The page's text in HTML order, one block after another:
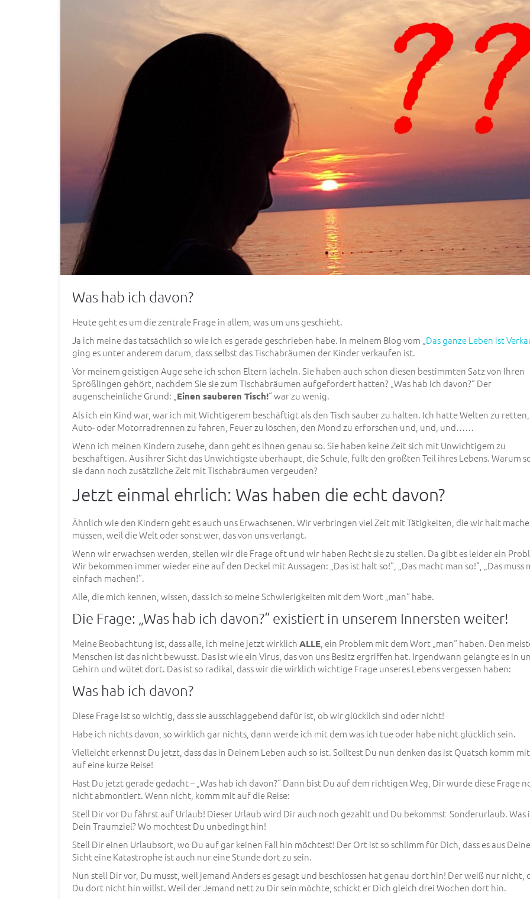
Was hab ich davon?
Heute geht es um die zentrale Frage in allem, was um uns geschieht.
Ja ich meine das tatsächlich so wie ich es gerade geschrieben habe. In meinem Blog vom „ Das ganze Leben ist
ging es unter anderem darum, dass selbst das Tischabräumen der Kinder verkaufen ist.
Vor meinem geistigen Auge sehe ich schon Eltern lächeln. Sie haben auch schon diesen bestimmten Satz von Ihren
Sprößlingen gehört, nachdem Sie sie zum Tischabräumen aufgefordert hatten? „Was hab ich davon?“ Der
augenscheinliche Grund: „ Einen sauberen Tisch!“ war zu wenig.
Als ich ein Kind war, war ich mit Wichtigerem beschäftigt als den Tisch sauber zu halten. Ich hatte Welten zu retten,
Auto- oder Motorradrennen zu fahren, Feuer zu löschen, den Mond zu erforschen und, und, und……
Wenn ich meinen Kindern zusehe, dann geht es ihnen genau so. Sie haben keine Zeit sich mit Unwichtigem zu
beschäftigen. Aus ihrer Sicht das Unwichtigste überhaupt, die Schule, füllt den größten Teil ihres Lebens. Warum
sie dann noch zusätzliche Zeit mit Tischabräumen vergeuden?
Jetzt einmal ehrlich: Was haben die echt davon?
Ähnlich wie den Kindern geht es auch uns Erwachsenen. Wir verbringen viel Zeit mit Tätigkeiten, die wir halt
müssen, weil die Welt oder sonst wer, das von uns verlangt.
Wenn wir erwachsen werden, stellen wir die Frage oft und wir haben Recht sie zu stellen. Da gibt es leider ein
Wir bekommen immer wieder eine auf den Deckel mit Aussagen: „Das ist halt so!“, „Das macht man so!“, „Das muss
einfach machen!“.
Alle, die mich kennen, wissen, dass ich so meine Schwierigkeiten mit dem Wort „man“ habe.
Die Frage: „Was hab ich davon?“ existiert in unserem Innersten weiter!
Meine Beobachtung ist, dass alle, ich meine jetzt wirklich ALLE , ein Problem mit dem Wort „man“ haben. Den
Menschen ist das nicht bewusst. Das ist wie ein Virus, das von uns Besitz ergriffen hat. Irgendwann gelangte es in
Gehirn und wütet dort. Das ist so radikal, dass wir die wirklich wichtige Frage unseres Lebens vergessen haben:
Was hab ich davon?
Diese Frage ist so wichtig, dass sie ausschlaggebend dafür ist, ob wir glücklich sind oder nicht!
Habe ich nichts davon, so wirklich gar nichts, dann werde ich mit dem was ich tue oder habe nicht glücklich sein.
Vielleicht erkennst Du jetzt, dass das in Deinem Leben auch so ist. Solltest Du nun denken das ist Quatsch komm
auf eine kurze Reise!
Hast Du jetzt gerade gedacht – „Was hab ich davon?“ Dann bist Du auf dem richtigen Weg, Dir wurde diese Frage
nicht abmontiert. Wenn nicht, komm mit auf die Reise:
Stell Dir vor Du fährst auf Urlaub! Dieser Urlaub wird Dir auch noch gezahlt und Du bekommst Sonderurlaub. Was
Dein Traumziel? Wo möchtest Du unbedingt hin!
Stell Dir einen Urlaubsort, wo Du auf gar keinen Fall hin möchtest! Der Ort ist so schlimm für Dich, dass es aus
Sicht eine Katastrophe ist auch nur eine Stunde dort zu sein.
Nun stell Dir vor, Du musst, weil jemand Anders es gesagt und beschlossen hat genau dort hin! Der weiß nur nicht,
Du dort nicht hin willst. Weil der Jemand nett zu Dir sein möchte, schickt er Dich gleich drei Wochen dort hin.